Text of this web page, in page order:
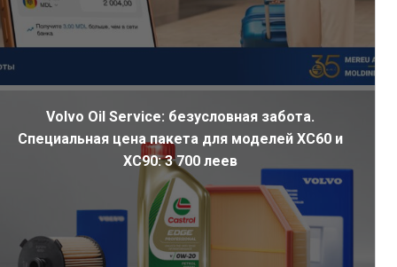
Volvo Oil Service: безусловная забота.
Специальная цена пакета для моделей XC60 и
XC90: 3 700 леев